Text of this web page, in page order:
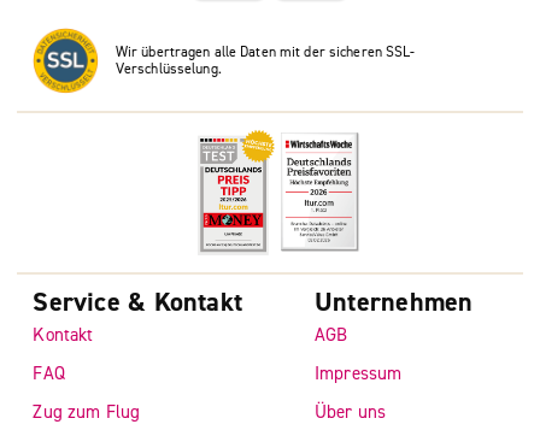
Wir übertragen alle Daten mit der sicheren SSL-
Verschlüsselung.
Service & Kontakt
Kontakt
FAQ
Zug zum Flug
Unternehmen
AGB
Impressum
Über uns